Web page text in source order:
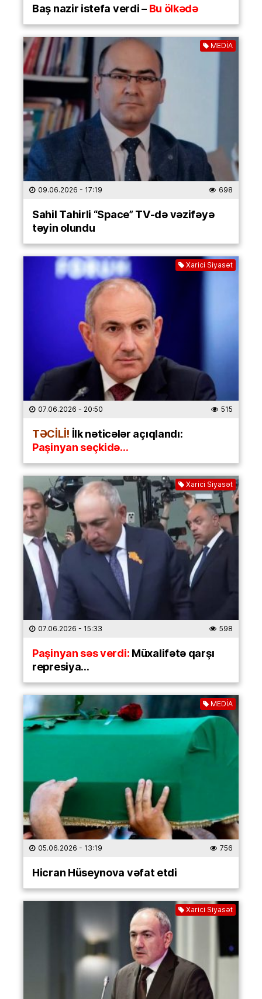
Baş nazir istefa verdi –Bu ölkədə
MEDİA
09.06.2026 - 17:19 698
Sahil Tahirli “Space” TV-də vəzifəyə
təyin olundu
Xarici Siyasət
07.06.2026 - 20:50 515
TƏCİLİ! İlk nəticələr açıqlandı:
Paşinyan seçkidə…
Xarici Siyasət
07.06.2026 - 15:33 598
Paşinyan səs verdi:Müxalifətə qarşı
represiya…
MEDİA
05.06.2026 - 13:19 756
Hicran Hüseynova vəfat etdi
Xarici Siyasət